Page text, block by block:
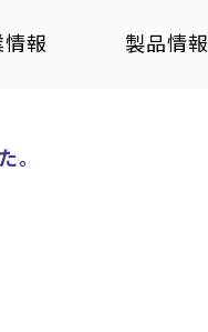
情報 製品情報
。